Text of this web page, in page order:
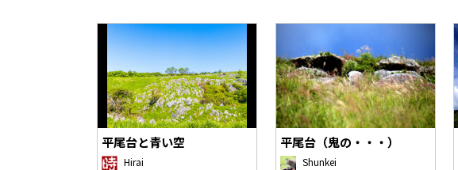
平尾台と青い空
Hirai
平尾台（鬼の・・・）
Shunkei